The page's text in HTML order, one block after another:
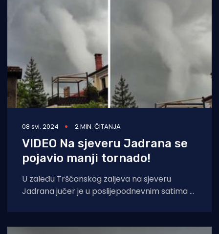
08 svi. 2024 2 MIN. ČITANJA
VIDEO Na sjeveru Jadrana se
pojavio manji tornado!
U zaleđu Tršćanskog zaljeva na sjeveru
Jadrana jučer je u poslijepodnevnim satima u